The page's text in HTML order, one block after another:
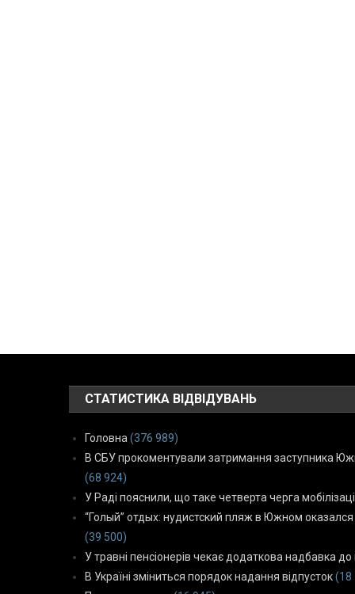
СТАТИСТИКА ВІДВІДУВАНЬ
Головна (376 989)
В СБУ прокоментували затримання заступника
(68 924)
У Раді пояснили, що таке четверта черга
“Голый” отдых: нудистский пляж в Южном
(39 500)
У травні пенсіонерів чекає додаткова надбавка до
В Україні зміниться порядок надання відпусток (18